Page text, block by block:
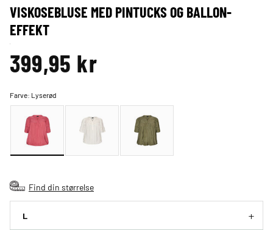
VISKOSEBLUSE MED PINTUCKS OG BALLON-
EFFEKT
399,95 kr
Farve: Lyserød
Find din størrelse
L